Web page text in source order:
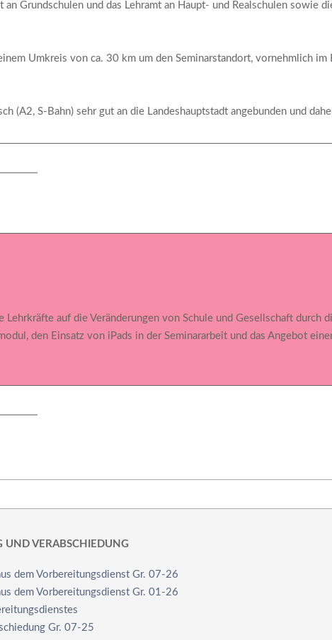
Grundschulen und das Lehramt an Haupt- und Realschulen sowie
Umkreis von ca. 30 km um den Seminarstandort, vornehmlich
S-Bahn) sehr gut an die Landeshauptstadt angebunden und
auf die Veränderungen von Schule und Gesellschaft durch
den Einsatz von iPads in der Seminararbeit und das Angebot
UND VERABSCHIEDUNG
dem Vorbereitungsdienst Gr. 07-26
dem Vorbereitungsdienst Gr. 01-26
Gr. 07-25